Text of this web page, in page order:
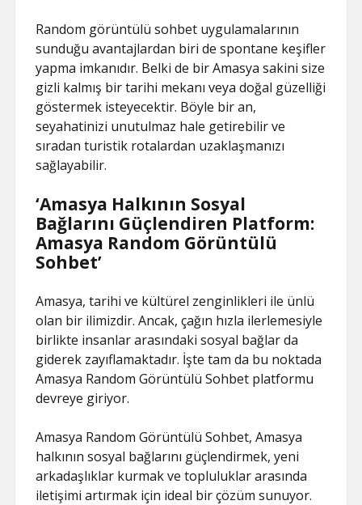
Random görüntülü sohbet uygulamalarının
sunduğu avantajlardan biri de spontane keşifler
yapma imkanıdır. Belki de bir Amasya sakini size
gizli kalmış bir tarihi mekanı veya doğal güzelliği
göstermek isteyecektir. Böyle bir an,
seyahatinizi unutulmaz hale getirebilir ve
sıradan turistik rotalardan uzaklaşmanızı
sağlayabilir.
‘Amasya Halkının Sosyal
Bağlarını Güçlendiren Platform:
Amasya Random Görüntülü
Sohbet’
Amasya, tarihi ve kültürel zenginlikleri ile ünlü
olan bir ilimizdir. Ancak, çağın hızla ilerlemesiyle
birlikte insanlar arasındaki sosyal bağlar da
giderek zayıflamaktadır. İşte tam da bu noktada
Amasya Random Görüntülü Sohbet platformu
devreye giriyor.
Amasya Random Görüntülü Sohbet, Amasya
halkının sosyal bağlarını güçlendirmek, yeni
arkadaşlıklar kurmak ve topluluklar arasında
iletişimi artırmak için ideal bir çözüm sunuyor.